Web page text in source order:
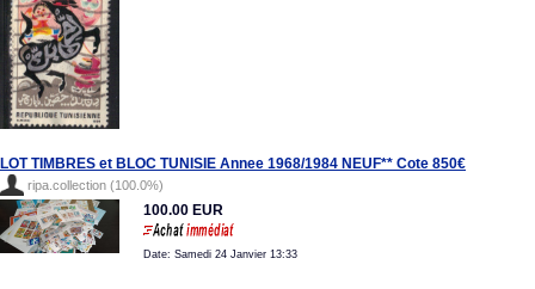
LOT TIMBRES et BLOC TUNISIE Annee 1968/1984 NEUF** Cote 850€
ripa.collection (100.0%)
100.00 EUR
Date: Samedi 24 Janvier 13:33